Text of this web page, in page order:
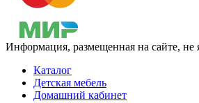
Информация, размещенная на сайте, не
Каталог
Детская мебель
Домашний кабинет